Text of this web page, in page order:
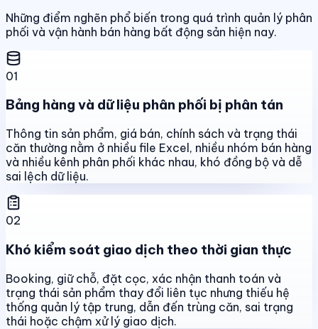
Những điểm nghẽn phổ biến trong quá trình quản lý phân
phối và vận hành bán hàng bất động sản hiện nay.
01
Bảng hàng và dữ liệu phân phối bị phân tán
Thông tin sản phẩm, giá bán, chính sách và trạng thái
căn thường nằm ở nhiều file Excel, nhiều nhóm bán hàng
và nhiều kênh phân phối khác nhau, khó đồng bộ và dễ
sai lệch dữ liệu.
02
Khó kiểm soát giao dịch theo thời gian thực
Booking, giữ chỗ, đặt cọc, xác nhận thanh toán và
trạng thái sản phẩm thay đổi liên tục nhưng thiếu hệ
thống quản lý tập trung, dẫn đến trùng căn, sai trạng
thái hoặc chậm xử lý giao dịch.